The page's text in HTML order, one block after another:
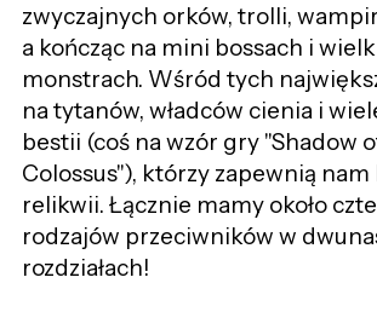
zwyczajnych orków, trolli,
a kończąc na mini bossach i
monstrach. Wśród tych
na tytanów, władców cienia i
bestii (coś na wzór gry "Shadow
Colossus"), którzy zapewnią
relikwii. Łącznie mamy około
rodzajów przeciwników w
rozdziałach!